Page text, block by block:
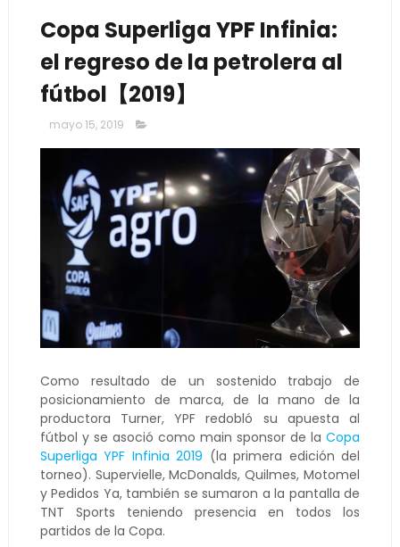
Copa Superliga YPF Infinia:
el regreso de la petrolera al
fútbol【2019】
mayo 15, 2019
Como resultado de un sostenido trabajo de
posicionamiento de marca, de la mano de la
productora Turner, YPF redobló su apuesta al
fútbol y se asoció como main sponsor de laCopa
Superliga YPF Infinia 2019 (la primera edición del
torneo). Supervielle, McDonalds, Quilmes, Motomel
y Pedidos Ya, también se sumaron a la pantalla de
TNT Sports teniendo presencia en todos los
partidos de la Copa.